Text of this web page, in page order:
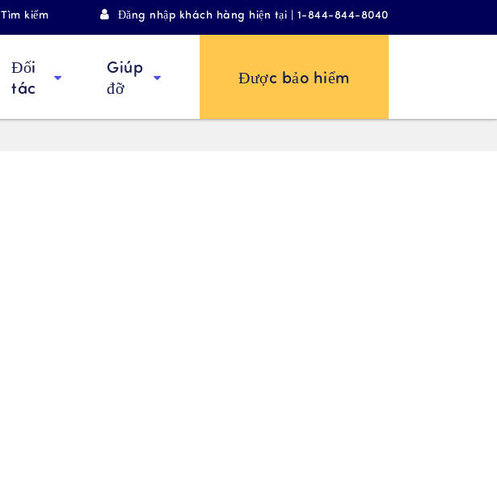
Tìm kiếm Đăng nhập khách hàng hiện tại | 1-844-844-8040
Đối
tác
Giúp
đỡ
Được bảo hiểm